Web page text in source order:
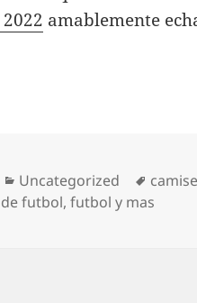
amablemente
Categorías
Uncategorized
futbol,futbol y mas